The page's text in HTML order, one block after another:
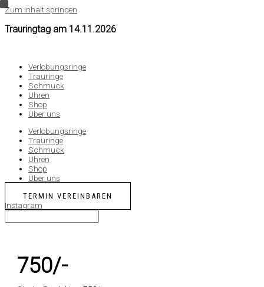
Zum Inhalt springen
Trauringtag am 14.11.2026
Verlobungsringe
Trauringe
Schmuck
Uhren
Shop
Über uns
Verlobungsringe
Trauringe
Schmuck
Uhren
Shop
Über uns
TERMIN VEREINBAREN
Instagram
750/-